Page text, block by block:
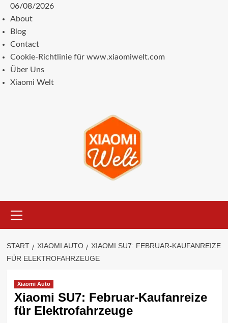
Zum
Inhalt
springen
06/08/2026
About
Blog
Contact
Cookie-Richtlinie für www.xiaomiwelt.com
Über Uns
Xiaomi Welt
Menü
START XIAOMI AUTO
XIAOMI SU7: FEBRUAR-KAUFANREIZE
FÜR ELEKTROFAHRZEUGE
Xiaomi Auto
Xiaomi SU7: Februar-Kaufanreize
für Elektrofahrzeuge